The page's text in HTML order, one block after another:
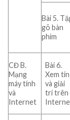
Bài 5.
gõ bàn
phím
CĐ B.
Mạng
máy tính
và
Internet
Bài 6.
Xem tin
và giải
trí trên